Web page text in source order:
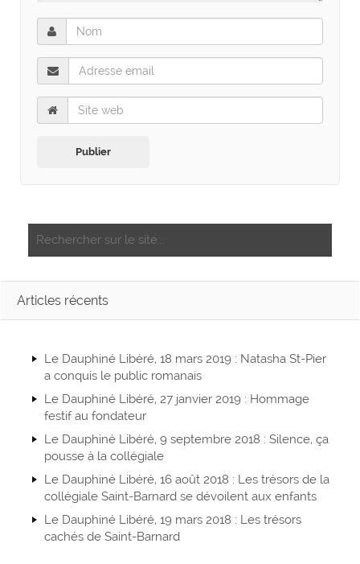
Articles récents
Le Dauphiné Libéré, 18 mars 2019 : Natasha St-Pier
a conquis le public romanais
Le Dauphiné Libéré, 27 janvier 2019 : Hommage
festif au fondateur
Le Dauphiné Libéré, 9 septembre 2018 : Silence, ça
pousse à la collégiale
Le Dauphiné Libéré, 16 août 2018 : Les trésors de la
collégiale Saint-Barnard se dévoilent aux enfants
Le Dauphiné Libéré, 19 mars 2018 : Les trésors
cachés de Saint-Barnard